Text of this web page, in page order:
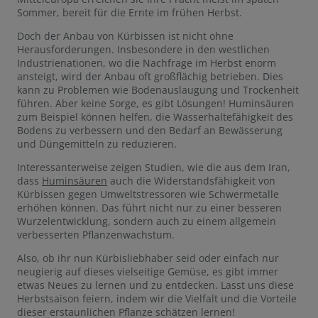
Sommer, bereit für die Ernte im frühen Herbst.
Doch der Anbau von Kürbissen ist nicht ohne
Herausforderungen. Insbesondere in den westlichen
Industrienationen, wo die Nachfrage im Herbst enorm
ansteigt, wird der Anbau oft großflächig betrieben. Dies
kann zu Problemen wie Bodenauslaugung und Trockenheit
führen. Aber keine Sorge, es gibt Lösungen! Huminsäuren
zum Beispiel können helfen, die Wasserhaltefähigkeit des
Bodens zu verbessern und den Bedarf an Bewässerung
und Düngemitteln zu reduzieren.
Interessanterweise zeigen Studien, wie die aus dem Iran,
dass Huminsäuren auch die Widerstandsfähigkeit von
Kürbissen gegen Umweltstressoren wie Schwermetalle
erhöhen können. Das führt nicht nur zu einer besseren
Wurzelentwicklung, sondern auch zu einem allgemein
verbesserten Pflanzenwachstum.
Also, ob ihr nun Kürbisliebhaber seid oder einfach nur
neugierig auf dieses vielseitige Gemüse, es gibt immer
etwas Neues zu lernen und zu entdecken. Lasst uns diese
Herbstsaison feiern, indem wir die Vielfalt und die Vorteile
dieser erstaunlichen Pflanze schätzen lernen!